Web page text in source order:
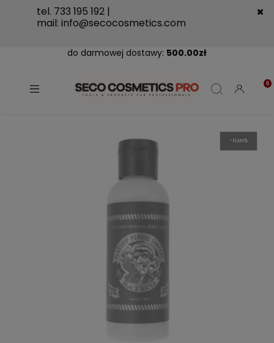
tel. 733 195 192 |
mail: info@secocosmetics.com
do darmowej dostawy: 500.00zł
-NAN%